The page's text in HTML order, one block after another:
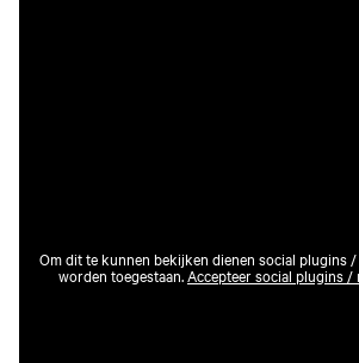
Om dit te kunnen bekijken dienen social plugins
worden toegestaan.Accepteer social plugins